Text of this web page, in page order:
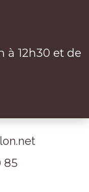
à 12h30 et de
85